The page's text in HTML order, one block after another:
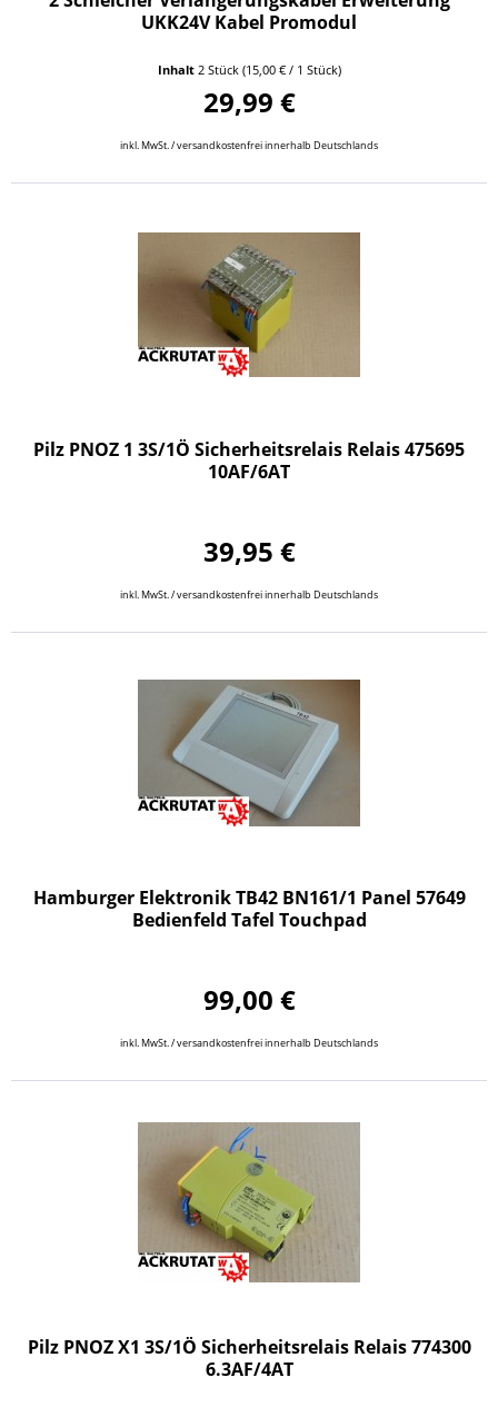
UKK24V Kabel Promodul
Inhalt 2 Stück (15,00 € / 1 Stück)
29,99 €
inkl. MwSt. / versandkostenfrei innerhalb Deutschlands
Pilz PNOZ 1 3S/1Ö Sicherheitsrelais Relais 475695
10AF/6AT
39,95 €
inkl. MwSt. / versandkostenfrei innerhalb Deutschlands
Hamburger Elektronik TB42 BN161/1 Panel 57649
Bedienfeld Tafel Touchpad
99,00 €
inkl. MwSt. / versandkostenfrei innerhalb Deutschlands
Pilz PNOZ X1 3S/1Ö Sicherheitsrelais Relais 774300
6.3AF/4AT